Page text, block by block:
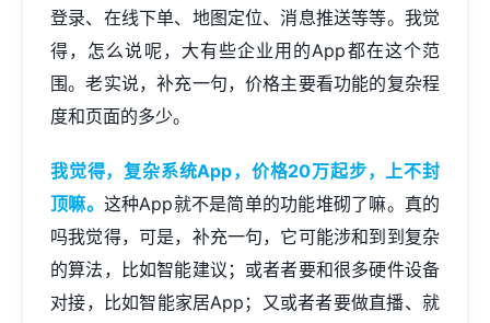
登录、在线下单、地图定位、消息推送等等。我觉
得，怎么说呢，大有些企业用的App都在这个范
围。老实说，补充一句，价格主要看功能的复杂程
度和页面的多少。
我觉得，复杂系统App，价格20万起步，上不封
顶嘛。 这种App就不是简单的功能堆砌了嘛。真的
吗我觉得，可是，补充一句，它可能涉和到到复杂
的算法，比如智能建议；或者者要和很多硬件设备
对接，比如智能家居App；又或者者要做直播、就